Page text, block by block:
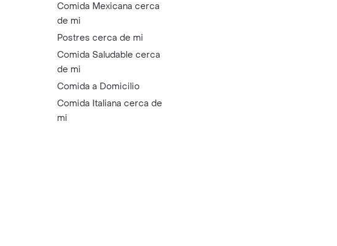
Comida Mexicana cerca
de mi
Postres cerca de mi
Comida Saludable cerca
de mi
Comida a Domicilio
Comida Italiana cerca de
mi